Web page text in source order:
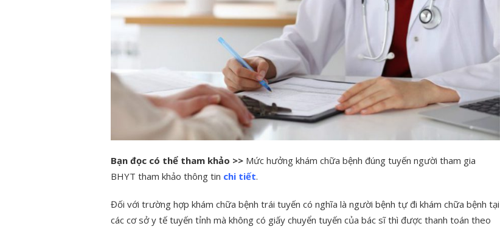
Bạn đọc có thể tham khảo >> Mức hưởng khám chữa bệnh đúng tuyến người tham gia
BHYT tham khảo thông tin chi tiết.
Đối với trường hợp khám chữa bệnh trái tuyến có nghĩa là người bệnh tự đi khám chữa bệnh tại
các cơ sở y tế tuyến tỉnh mà không có giấy chuyển tuyến của bác sĩ thì được thanh toán theo